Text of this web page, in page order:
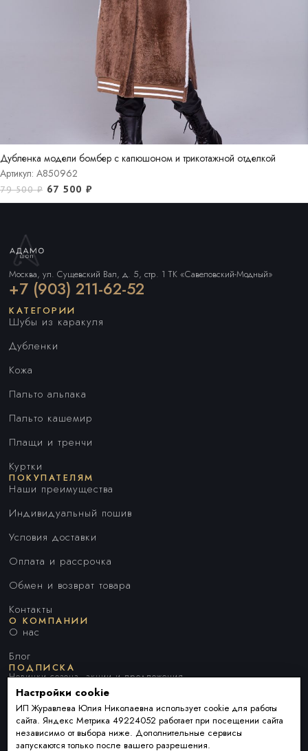
Дубленка модели бомбер с капюшоном и трикотажной отделкой
Артикул: A850962
79 500₽ 67 500 ₽
Москва, ул. Сущевский Вал, д. 5, стр. 1 ТК «Савеловский-Модный»
+7 (903) 211-62-52
КАТЕГОРИИ
Шубы из каракуля
Дубленки
Кожа
Пальто альпака
Пальто кашемир
Плащи и тренчи
Куртки
ПОКУПАТЕЛЯМ
Наши преимущества
Индивидуальный пошив
Условия доставки
Оплата и рассрочка
Обмен и возврат товара
Контакты
О КОМПАНИИ
О нас
Блог
ПОДПИСКА
Новинки сезона, акции и предложения
Я ДАЮ СОГЛАСИЕ НА ОБРАБОТКУ ПЕРСОНАЛЬНЫХ ДАННЫХ И
СОГЛАШАЮСЬ СПОЛИТИКОЙ ОБРАБОТКИ ПЕРСОНАЛЬНЫХ
Настройки cookie
ИП Журавлева Юлия Николаевна использует cookie для работы
сайта. Яндекс Метрика 49224052 работает при посещении сайта
независимо от выбора ниже. Дополнительные сервисы
запускаются только после вашего разрешения.